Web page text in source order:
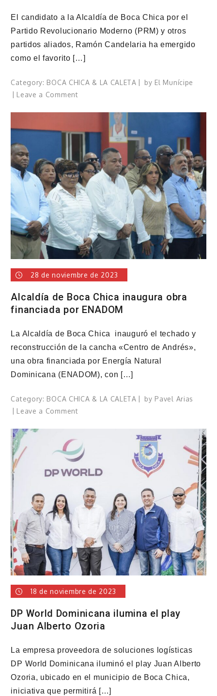
El candidato a la Alcaldía de Boca Chica por el
Partido Revolucionario Moderno (PRM) y otros
partidos aliados, Ramón Candelaria ha emergido
como el favorito […]
Category: BOCA CHICA & LA CALETA by El Munícipe
Leave a Commenton
Candelaria
favorito
para
ganar
la
Alcaldía
de
Boca
Chica
28 de noviembre de 2023
Alcaldía de Boca Chica inaugura obra
financiada por ENADOM
La Alcaldía de Boca Chica inauguró el techado y
reconstrucción de la cancha «Centro de Andrés»,
una obra financiada por Energía Natural
Dominicana (ENADOM), con […]
Category: BOCA CHICA & LA CALETA by Pavel Arias
Leave a Commenton
Boca
Chica
inaugura
financiada
por
ENADOM
18 de noviembre de 2023
DP World Dominicana ilumina el play
Juan Alberto Ozoria
La empresa proveedora de soluciones logísticas
DP World Dominicana iluminó el play Juan Alberto
Ozoria, ubicado en el municipio de Boca Chica,
iniciativa que permitirá […]